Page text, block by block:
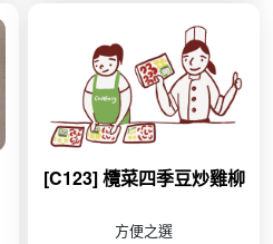
[C123] 欖菜四季豆炒雞柳
方便之選